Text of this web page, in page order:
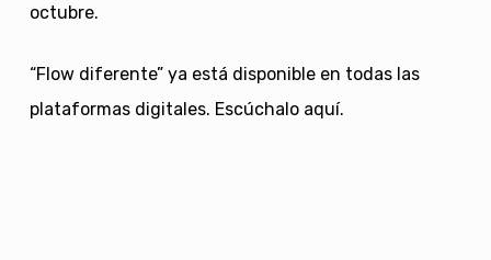
octubre.
“Flow diferente” ya está disponible en todas las
plataformas digitales. Escúchalo aquí.